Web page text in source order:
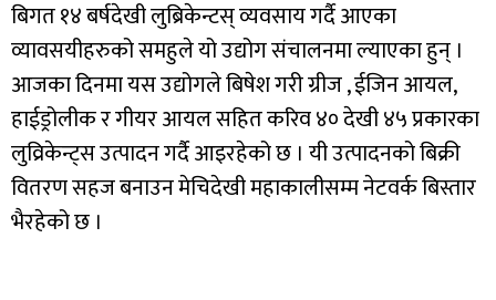
बिगत १४ बर्षदेखी लुब्रिकेन्टस् व्यवसाय गर्दै आएका
व्यावसयीहरुको समहुले यो उद्योग संचालनमा ल्याएका हुन् ।
आजका दिनमा यस उद्योगले बिषेश गरी ग्रीज , ईजिन आयल,
हाईड्रोलीक र गीयर आयल सहित करिव ४० देखी ४५ प्रकारका
लुव्रिकेन्ट्स उत्पादन गर्दै आइरहेको छ । यी उत्पादनको बिक्री
वितरण सहज बनाउन मेचिदेखी महाकालीसम्म नेटवर्क बिस्तार
भैरहेको छ ।